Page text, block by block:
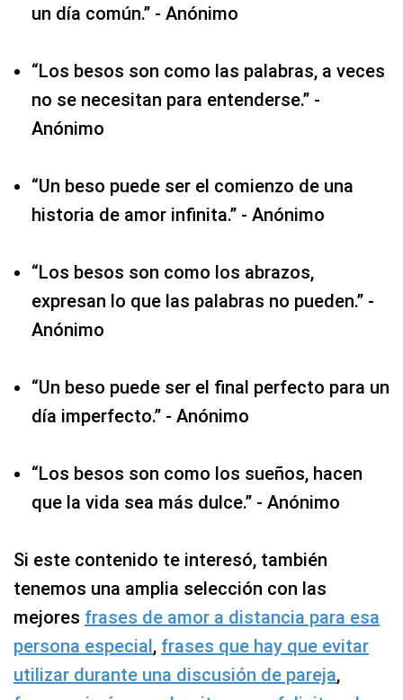
un día común.” - Anónimo
“Los besos son como las palabras, a veces
no se necesitan para entenderse.” -
Anónimo
“Un beso puede ser el comienzo de una
historia de amor infinita.” - Anónimo
“Los besos son como los abrazos,
expresan lo que las palabras no pueden.” -
Anónimo
“Un beso puede ser el final perfecto para un
día imperfecto.” - Anónimo
“Los besos son como los sueños, hacen
que la vida sea más dulce.” - Anónimo
Si este contenido te interesó, también
tenemos una amplia selección con las
mejores frases de amor a distancia para esa
persona especial, frases que hay que evitar
utilizar durante una discusión de pareja,